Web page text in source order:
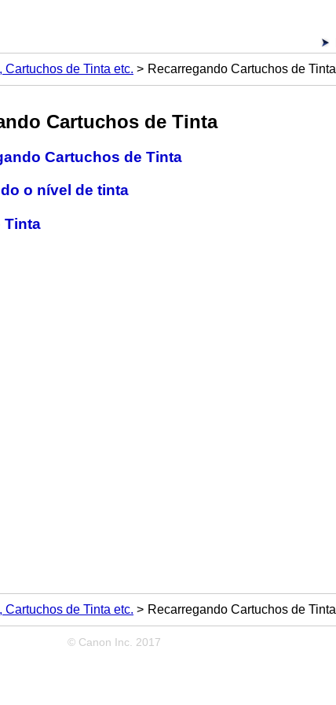
de Tinta etc. Recarregando Cartuchos de Tinta
Cartuchos de Tinta
Cartuchos de Tinta
o nível de tinta
Tinta
de Tinta etc. Recarregando Cartuchos de Tinta
© Canon Inc. 2017